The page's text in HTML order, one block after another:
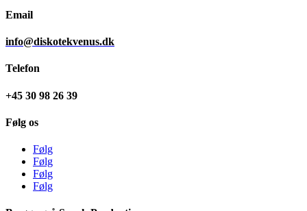
Email
info@diskotekvenus.dk
Telefon
+45 30 98 26 39
Følg os
Følg
Følg
Følg
Følg